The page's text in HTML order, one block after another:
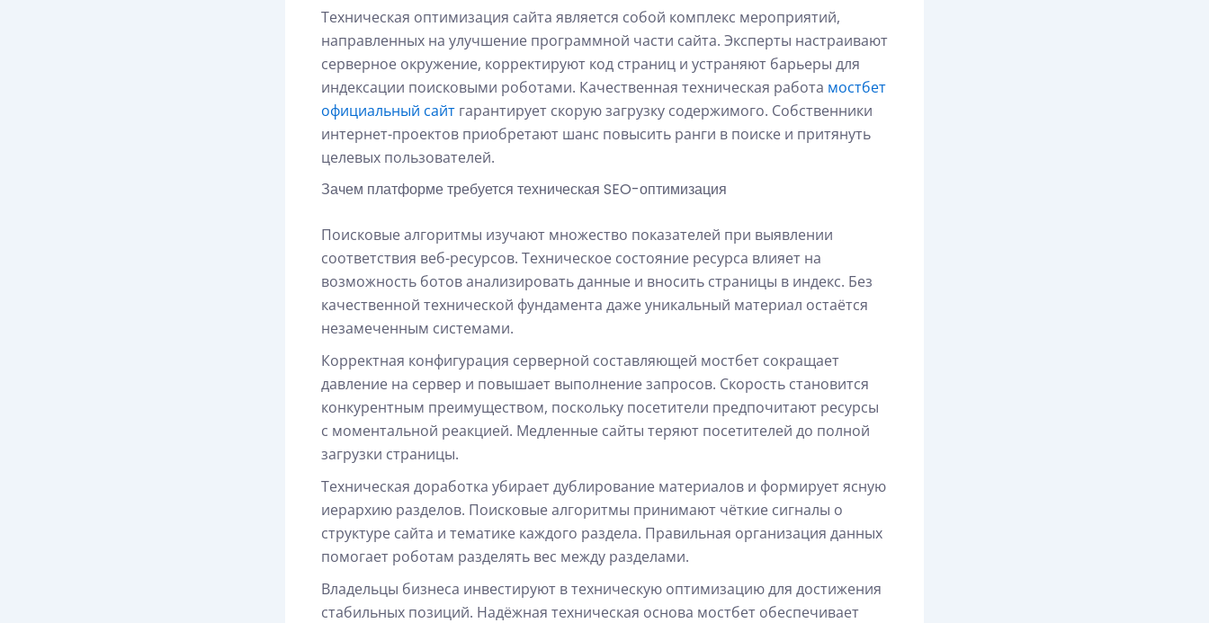
Техническая оптимизация сайта является собой комплекс мероприятий,
направленных на улучшение программной части сайта. Эксперты настраивают
серверное окружение, корректируют код страниц и устраняют барьеры для
индексации поисковыми роботами. Качественная техническая работа мостбет
официальный сайт гарантирует скорую загрузку содержимого. Собственники
интернет-проектов приобретают шанс повысить ранги в поиске и притянуть
целевых пользователей.
Зачем платформе требуется техническая SEO-оптимизация
Поисковые алгоритмы изучают множество показателей при выявлении
соответствия веб-ресурсов. Техническое состояние ресурса влияет на
возможность ботов анализировать данные и вносить страницы в индекс. Без
качественной технической фундамента даже уникальный материал остаётся
незамеченным системами.
Корректная конфигурация серверной составляющей мостбет сокращает
давление на сервер и повышает выполнение запросов. Скорость становится
конкурентным преимуществом, поскольку посетители предпочитают ресурсы
с моментальной реакцией. Медленные сайты теряют посетителей до полной
загрузки страницы.
Техническая доработка убирает дублирование материалов и формирует ясную
иерархию разделов. Поисковые алгоритмы принимают чёткие сигналы о
структуре сайта и тематике каждого раздела. Правильная организация данных
помогает роботам разделять вес между разделами.
Владельцы бизнеса инвестируют в техническую оптимизацию для достижения
стабильных позиций. Надёжная техническая основа мостбет обеспечивает